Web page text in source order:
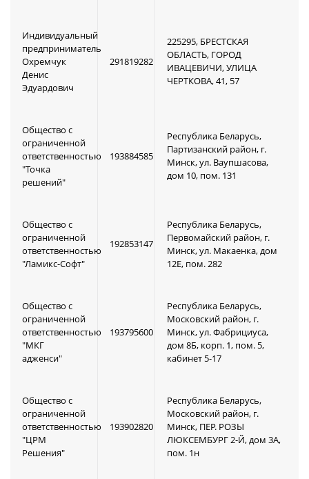
Индивидуальный
предприниматель
Охремчук
Денис
Эдуардович
291819282
225295, БРЕСТСКАЯ
ОБЛАСТЬ, ГОРОД
ИВАЦЕВИЧИ, УЛИЦА
ЧЕРТКОВА, 41, 57
Общество с
ограниченной
ответственностью
"Точка
решений"
193884585
Республика Беларусь,
Партизанский район, г.
Минск, ул. Ваупшасова,
дом 10, пом. 131
Общество с
ограниченной
ответственностью
"Ламикс-Софт"
192853147
Республика Беларусь,
Первомайский район, г.
Минск, ул. Макаенка, дом
12Е, пом. 282
Общество с
ограниченной
ответственностью
"МКГ
адженси"
193795600
Республика Беларусь,
Московский район, г.
Минск, ул. Фабрициуса,
дом 8Б, корп. 1, пом. 5,
кабинет 5-17
Общество с
ограниченной
ответственностью
"ЦРМ
Решения"
193902820
Республика Беларусь,
Московский район, г.
Минск, ПЕР. РОЗЫ
ЛЮКСЕМБУРГ 2-Й, дом 3А,
пом. 1н